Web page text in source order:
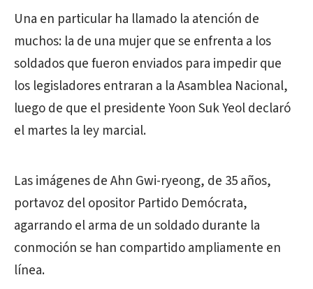
Una en particular ha llamado la atención de
muchos: la de una mujer que se enfrenta a los
soldados que fueron enviados para impedir que
los legisladores entraran a la Asamblea Nacional,
luego de que el presidente Yoon Suk Yeol declaró
el martes la ley marcial.
Las imágenes de Ahn Gwi-ryeong, de 35 años,
portavoz del opositor Partido Demócrata,
agarrando el arma de un soldado durante la
conmoción se han compartido ampliamente en
línea.